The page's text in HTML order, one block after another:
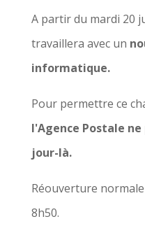
A partir du mardi 20
travaillera avec un
informatique.
Pour permettre ce
l'Agence Postale
jour-là.
Réouverture
8h50.